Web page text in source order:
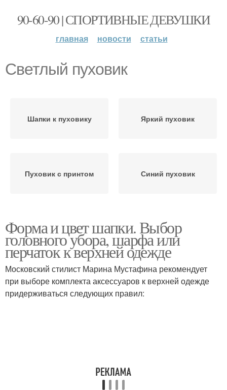
90-60-90 | СПОРТИВНЫЕ ДЕВУШКИ
главная новости статьи
Светлый пуховик
Шапки к пуховику Яркий пуховик
Пуховик с принтом Синий пуховик
Форма и цвет шапки. Выбор
головного убора, шарфа или
перчаток к верхней одежде
Московский стилист Марина Мустафина рекомендует
при выборе комплекта аксессуаров к верхней одежде
придерживаться следующих правил: